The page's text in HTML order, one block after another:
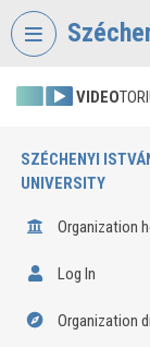
Skip header
VIDEO
SZÉCHENYI
UNIVERSITY
Organization
Log In
Organization